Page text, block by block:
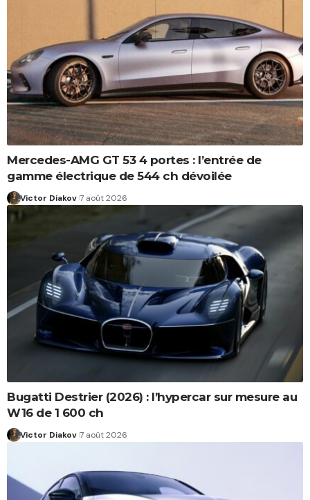
Mercedes-AMG GT 53 4 portes : l’entrée de
gamme électrique de 544 ch dévoilée
Victor Diakov 7 août 2026
Bugatti Destrier (2026) : l’hypercar sur mesure au
W16 de 1 600 ch
Victor Diakov 7 août 2026